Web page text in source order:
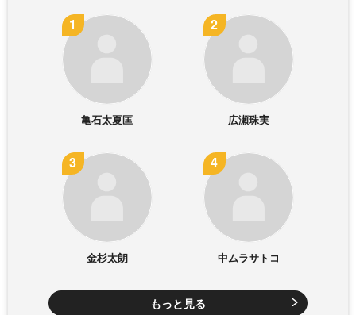
亀石太夏匡 広瀬珠実
金杉太朗 中ムラサトコ
もっと見る